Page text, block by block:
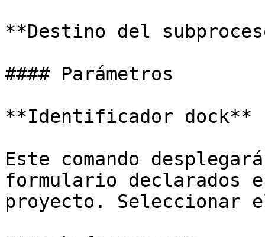
**Destino del
#### Parámetros
**Identificador dock**
Este comando
formulario declarados
proyecto. Seleccionar